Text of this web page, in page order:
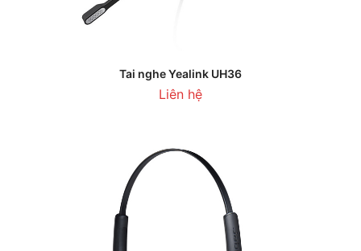
Tai nghe Yealink UH36
Liên hệ